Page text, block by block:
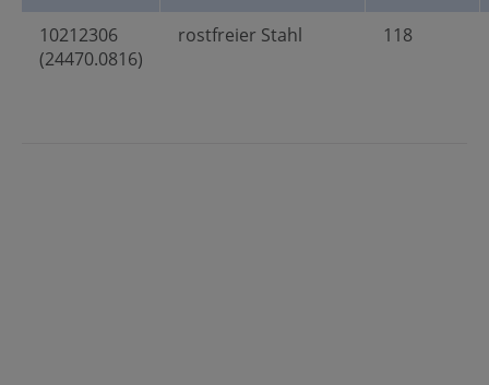
10212306
(24470.0816)
rostfreier Stahl 118